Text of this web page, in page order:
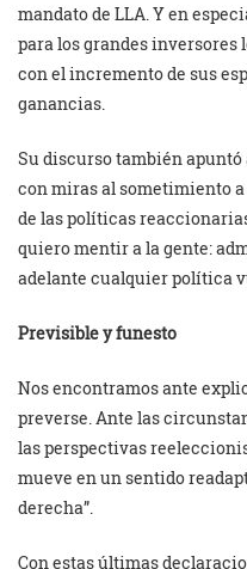
mandato de LLA. Y en
para los grandes
con el incremento de sus
ganancias.
Su discurso también apuntó
con miras al sometimiento
de las políticas
quiero mentir a la gente:
adelante cualquier política
Previsible y funesto
Nos encontramos ante
preverse. Ante las
las perspectivas
mueve en un sentido
derecha”.
Con estas últimas